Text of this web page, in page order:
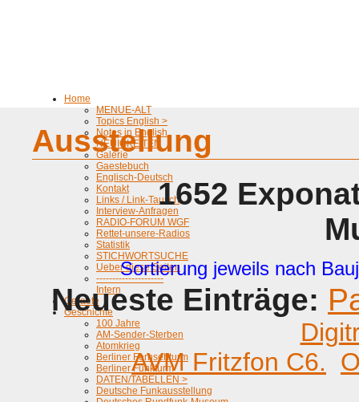
Home
MENUE-ALT
Topics English >
Notes in English
NEUIGKEITEN
Galerie
Gaestebuch
Englisch-Deutsch
Kontakt
Links / Link-Tausch
Interview-Anfragen
RADIO-FORUM WGF
Rettet-unsere-Radios
Statistik
STICHWORTSUCHE
Ueber diese Seiten
---------------------
Intern
Geraete
Geschichte
100 Jahre
AM-Sender-Sterben
Atomkrieg
Berliner Fernsehturm
Berliner Funkturm
DATEN/TABELLEN >
Deutsche Funkausstellung
Ausstellung
1652
Sortierung jeweils nach
Neueste Einträge:
AVM Fritzfon C6.